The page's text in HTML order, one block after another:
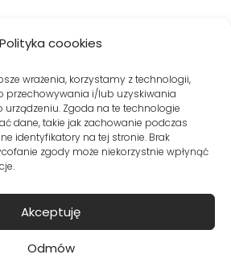
Polityka coookies
wrażenia, korzystamy z technologii,
przechowywania i/lub uzyskiwania
Zgoda na te technologie
dane, takie jak zachowanie podczas
identyfikatory na tej stronie. Brak
zgody może niekorzystnie wpłynąć
Akceptuję
Odmów
Sklep internetowy z odzieżą damską